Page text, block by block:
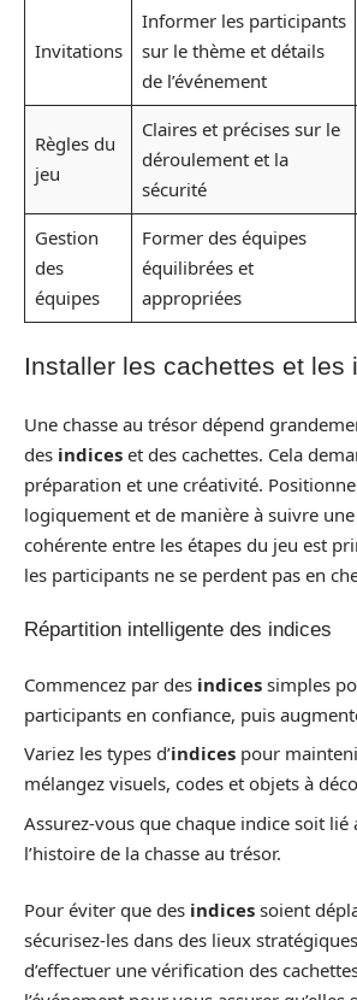
Invitations
Informer les participants
sur le thème et détails
de l’événement
Règles du
jeu
Claires et précises sur le
déroulement et la
sécurité
Gestion
des
équipes
Former des équipes
équilibrées et
appropriées
Installer les cachettes et les
Une chasse au trésor dépend
des indices et des cachettes. Cela
préparation et une créativité.
logiquement et de manière à suivre
cohérente entre les étapes du jeu est
les participants ne se perdent pas en
Répartition intelligente des indices
Commencez par des indices simples
participants en confiance, puis
Variez les types d’indices pour
mélangez visuels, codes et objets à
Assurez-vous que chaque indice soit lié
l’histoire de la chasse au trésor.
Pour éviter que des indices soient
sécurisez-les dans des lieux
d’effectuer une vérification des